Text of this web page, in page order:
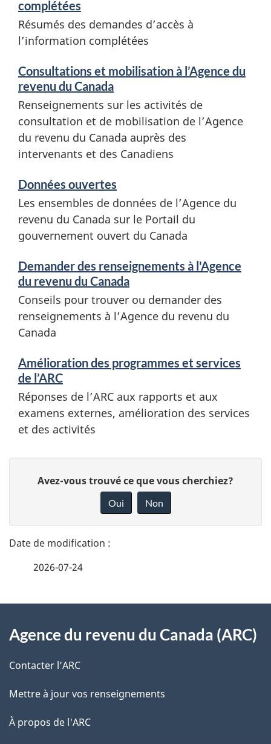
n
f
o
r
m
a
t
i
o
n
s
complétées
Résumés des demandes d’accès à
l’information complétées
Consultations et mobilisation à l’Agence du
revenu du Canada
Renseignements sur les activités de
consultation et de mobilisation de l’Agence
du revenu du Canada auprès des
intervenants et des Canadiens
Données ouvertes
Les ensembles de données de l’Agence du
revenu du Canada sur le Portail du
gouvernement ouvert du Canada
Demander des renseignements à l'Agence
du revenu du Canada
Conseils pour trouver ou demander des
renseignements à l’Agence du revenu du
Canada
Amélioration des programmes et services
de l’ARC
Réponses de l’ARC aux rapports et aux
examens externes, amélioration des services
et des activités
t
a
l
s
l
a
n
o
t
r
e
é
t
Avez-vous trouvé ce que vous cherchiez?
Oui Non
2026-07-24
propos
de
ce
site
Agence du revenu du Canada (ARC)
Contacter l’ARC
Mettre à jour vos renseignements
À propos de l'ARC